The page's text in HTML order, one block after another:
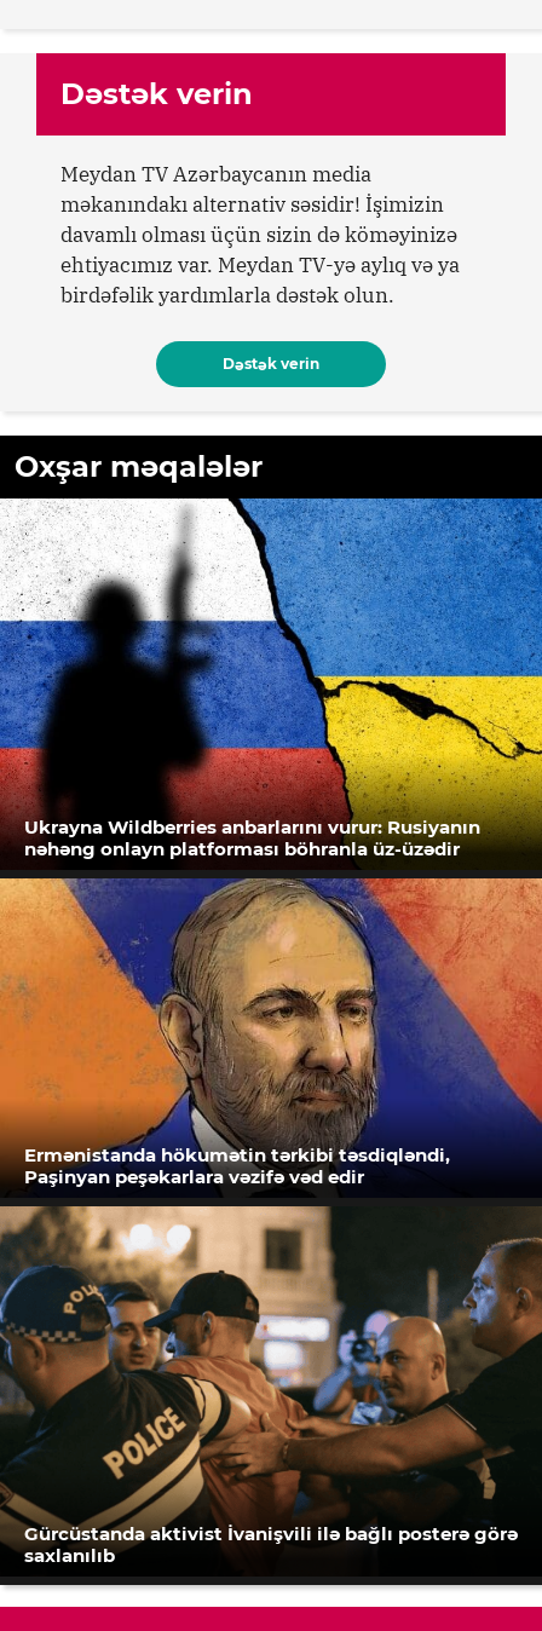
Dəstək verin
Meydan TV Azərbaycanın media
məkanındakı alternativ səsidir! İşimizin
davamlı olması üçün sizin də köməyinizə
ehtiyacımız var. Meydan TV-yə aylıq və ya
birdəfəlik yardımlarla dəstək olun.
Dəstək verin
Oxşar məqalələr
Ukrayna Wildberries anbarlarını vurur: Rusiyanın
nəhəng onlayn platforması böhranla üz-üzədir
Ermənistanda hökumətin tərkibi təsdiqləndi,
Paşinyan peşəkarlara vəzifə vəd edir
Gürcüstanda aktivist İvanişvili ilə bağlı posterə görə
saxlanılıb